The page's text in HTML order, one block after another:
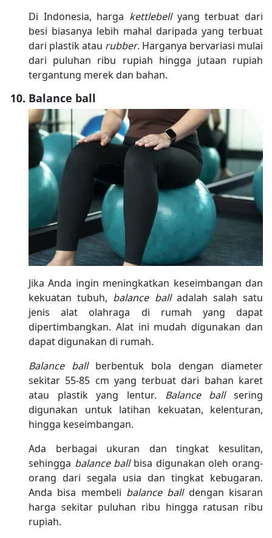
Di Indonesia, harga kettlebell yang terbuat dari
besi biasanya lebih mahal daripada yang terbuat
dari plastik atau rubber. Harganya bervariasi mulai
dari puluhan ribu rupiah hingga jutaan rupiah
tergantung merek dan bahan.
Balance ball
Jika Anda ingin meningkatkan keseimbangan dan
kekuatan tubuh, balance ball adalah salah satu
jenis alat olahraga di rumah yang dapat
dipertimbangkan. Alat ini mudah digunakan dan
dapat digunakan di rumah.
Balance ballberbentuk bola dengan diameter
sekitar 55-85 cm yang terbuat dari bahan karet
atau plastik yang lentur. Balance ballsering
digunakan untuk latihan kekuatan, kelenturan,
hingga keseimbangan.
Ada berbagai ukuran dan tingkat kesulitan,
sehingga balance ball bisa digunakan oleh orang-
orang dari segala usia dan tingkat kebugaran.
Anda bisa membeli balance balldengan kisaran
harga sekitar puluhan ribu hingga ratusan ribu
rupiah.